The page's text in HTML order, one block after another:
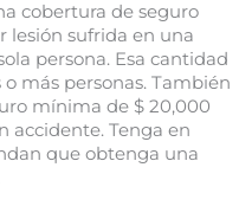
cobertura de seguro
lesión sufrida en una
persona. Esa cantidad
más personas. También
mínima de $ 20,000
accidente. Tenga en
que obtenga una